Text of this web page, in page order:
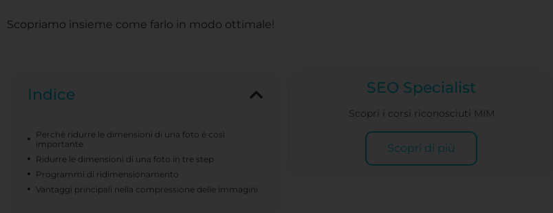
Scopriamo insieme come farlo in modo ottimale!
Indice
Perchè ridurre le dimensioni di una foto è così
importante
Ridurre le dimensioni di una foto in tre step
Programmi di ridimensionamento
Vantaggi principali nella compressione delle immagini
SEO Specialist
Scopri i corsi riconosciuti MIM
Scopri di più